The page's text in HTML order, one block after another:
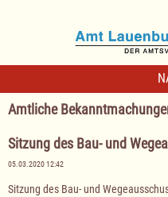
Amtliche
Sitzung des Bau- und
05.03.2020 12:42
Sitzung des Bau- und